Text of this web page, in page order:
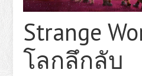
Strange
โลกลึกลับ